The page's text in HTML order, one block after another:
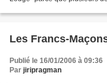
Les Francs-
Publié le 16/01/2006 à 09:36
Par jiripragman